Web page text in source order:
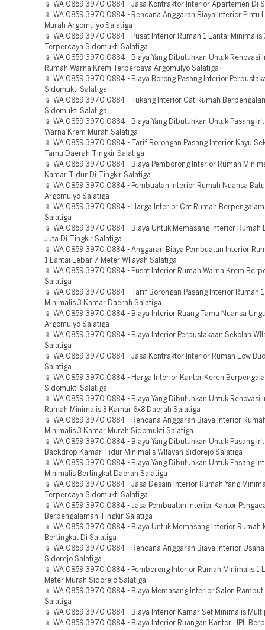
📱 WA 0859 3970 0884 - Jasa Kontraktor Interior Apartemen Di
📱 WA 0859 3970 0884 - Rencana Anggaran Biaya Interior Pintu
Murah Argomulyo Salatiga
📱 WA 0859 3970 0884 - Pusat Interior Rumah 1 Lantai Minimalis
Terpercaya Sidomukti Salatiga
📱 WA 0859 3970 0884 - Biaya Yang Dibutuhkan Untuk Renovasi
Rumah Warna Krem Terpercaya Argomulyo Salatiga
📱 WA 0859 3970 0884 - Biaya Borong Pasang Interior
Sidomukti Salatiga
📱 WA 0859 3970 0884 - Tukang Interior Cat Rumah
Sidomukti Salatiga
📱 WA 0859 3970 0884 - Biaya Yang Dibutuhkan Untuk Pasang
Warna Krem Murah Salatiga
📱 WA 0859 3970 0884 - Tarif Borongan Pasang Interior Kayu
Tamu Daerah Tingkir Salatiga
📱 WA 0859 3970 0884 - Biaya Pemborong Interior Rumah
Kamar Tidur Di Tingkir Salatiga
📱 WA 0859 3970 0884 - Pembuatan Interior Rumah Nuansa
Argomulyo Salatiga
📱 WA 0859 3970 0884 - Harga Interior Cat Rumah
Salatiga
📱 WA 0859 3970 0884 - Biaya Untuk Memasang Interior Rumah
Juta Di Tingkir Salatiga
📱 WA 0859 3970 0884 - Anggaran Biaya Pembuatan Interior
1 Lantai Lebar 7 Meter WIlayah Salatiga
📱 WA 0859 3970 0884 - Pusat Interior Rumah Warna Krem
Salatiga
📱 WA 0859 3970 0884 - Tarif Borongan Pasang Interior Rumah
Minimalis 3 Kamar Daerah Salatiga
📱 WA 0859 3970 0884 - Biaya Interior Ruang Tamu Nuansa
Argomulyo Salatiga
📱 WA 0859 3970 0884 - Biaya Interior Perpustakaan Sekolah
Salatiga
📱 WA 0859 3970 0884 - Jasa Kontraktor Interior Rumah Low
Salatiga
📱 WA 0859 3970 0884 - Harga Interior Kantor Keren
Sidomukti Salatiga
📱 WA 0859 3970 0884 - Biaya Yang Dibutuhkan Untuk Renovasi
Rumah Minimalis 3 Kamar 6x8 Daerah Salatiga
📱 WA 0859 3970 0884 - Rencana Anggaran Biaya Interior
Minimalis 3 Kamar Murah Sidomukti Salatiga
📱 WA 0859 3970 0884 - Biaya Yang Dibutuhkan Untuk Pasang
Backdrop Kamar Tidur Minimalis WIlayah Sidorejo Salatiga
📱 WA 0859 3970 0884 - Biaya Yang Dibutuhkan Untuk Pasang
Minimalis Bertingkat Daerah Salatiga
📱 WA 0859 3970 0884 - Jasa Desain Interior Rumah Yang
Terpercaya Sidomukti Salatiga
📱 WA 0859 3970 0884 - Jasa Pembuatan Interior Kantor
Berpengalaman Tingkir Salatiga
📱 WA 0859 3970 0884 - Biaya Untuk Memasang Interior Rumah
Bertingkat Di Salatiga
📱 WA 0859 3970 0884 - Rencana Anggaran Biaya Interior Usaha
Sidorejo Salatiga
📱 WA 0859 3970 0884 - Pemborong Interior Rumah Minimalis 1
Meter Murah Sidorejo Salatiga
📱 WA 0859 3970 0884 - Biaya Memasang Interior Salon
Salatiga
📱 WA 0859 3970 0884 - Biaya Interior Kamar Set Minimalis
📱 WA 0859 3970 0884 - Biaya Interior Ruangan Kantor HPL